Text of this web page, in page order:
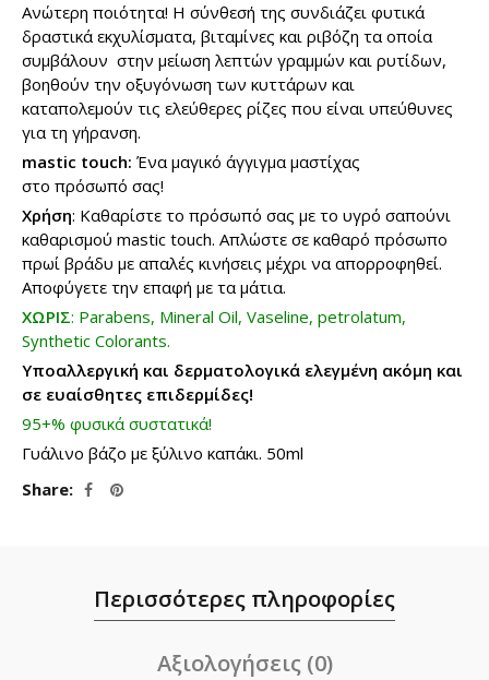
Ανώτερη ποιότητα! Η σύνθεσή της συνδιάζει φυτικά
δραστικά εκχυλίσματα, βιταμίνες και ριβόζη τα οποία
συμβάλουν στην μείωση λεπτών γραμμών και ρυτίδων,
βοηθούν την οξυγόνωση των κυττάρων και
καταπολεμούν τις ελεύθερες ρίζες που είναι υπεύθυνες
για τη γήρανση.
mastic touch: Ένα μαγικό άγγιγμα μαστίχας
στο πρόσωπό σας!
Χρήση: Καθαρίστε το πρόσωπό σας με το υγρό σαπούνι
καθαρισμού mastic touch. Απλώστε σε καθαρό πρόσωπο
πρωί βράδυ με απαλές κινήσεις μέχρι να απορροφηθεί.
Αποφύγετε την επαφή με τα μάτια.
ΧΩΡΙΣ: Parabens, Mineral Oil, Vaseline, petrolatum,
Synthetic Colorants.
Υποαλλεργική και δερματολογικά ελεγμένη ακόμη και
σε ευαίσθητες επιδερμίδες!
95+% φυσικά συστατικά!
Γυάλινο βάζο με ξύλινο καπάκι. 50ml
Share
Περισσότερες πληροφορίες
Αξιολογήσεις (0)